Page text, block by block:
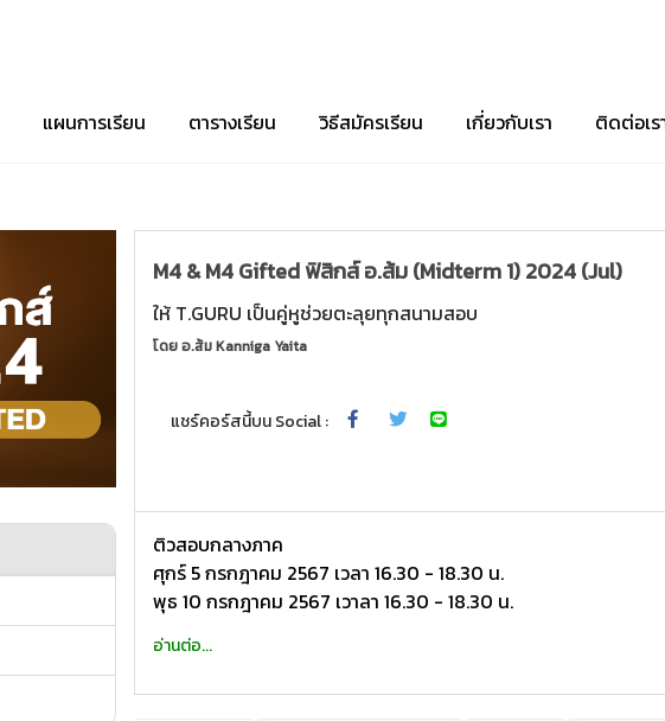
แผนการเรียน ตารางเรียน วิธีสมัครเรียน เกี่ยวกับเรา ติดต่อเร
M4 & M4 Gifted ฟิสิกส์ อ.ส้ม (Midterm 1) 2024 (Jul)
ให้ T.GURU เป็นคู่หูช่วยตะลุยทุกสนามสอบ
โดยอ.ส้ม Kanniga Yaita
แชร์คอร์สนี้บน Social :
ติวสอบกลางภาค
ศุกร์ 5 กรกฎาคม 2567 เวลา 16.30 - 18.30 น.
พุธ 10 กรกฎาคม 2567 เวาลา 16.30 - 18.30 น.
อ่านต่อ...